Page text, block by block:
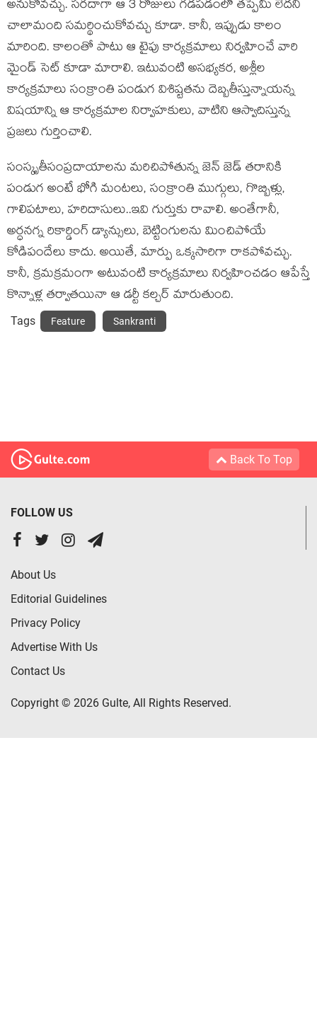
అనుకోవచ్చు. సరదాగా ఆ 3 రోజులు గడపడంలో తప్పేమీ లేదని
చాలామంది సమర్థించుకోవచ్చు కూడా. కానీ, ఇప్పుడు కాలం
మారింది. కాలంతో పాటు ఆ టైపు కార్యక్రమాలు నిర్వహించే వారి
మైండ్ సెట్ కూడా మారాలి. ఇటువంటి అసభ్యకర, అశ్లీల
కార్యక్రమాలు సంక్రాంతి పండుగ విశిష్టతను దెబ్బతీస్తున్నాయన్న
విషయాన్ని ఆ కార్యక్రమాల నిర్వాహకులు, వాటిని ఆస్వాదిస్తున్న
ప్రజలు గుర్తించాలి.
సంస్కృతీసంప్రదాయాలను మరిచిపోతున్న జెన్ జెడ్ తరానికి
పండుగ అంటే భోగి మంటలు, సంక్రాంతి ముగ్గులు, గొబ్బిళ్లు,
గాలిపటాలు, హరిదాసులు..ఇవి గుర్తుకు రావాలి. అంతేగానీ,
అర్ధనగ్న రికార్డింగ్ డ్యాన్సులు, బెట్టింగులను మించిపోయే
కోడిపందేలు కాదు. అయితే, మార్పు ఒక్కసారిగా రాకపోవచ్చు.
కానీ, క్రమక్రమంగా అటువంటి కార్యక్రమాలు నిర్వహించడం ఆపేస్తే
కొన్నాళ్ల తర్వాతయినా ఆ డర్టీ కల్చర్ మారుతుంది.
Tags Feature Sankranti
Back To Top
FOLLOW US
About Us
Editorial Guidelines
Privacy Policy
Advertise With Us
Contact Us
Copyright © 2026 Gulte, All Rights Reserved.